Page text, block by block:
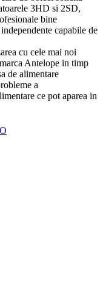
3HD si 2SD,
bine
capabile de
cu cele mai noi
Antelope in timp
de alimentare
a
ce pot aparea in